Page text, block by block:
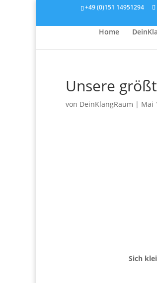
+49 (0)151 14951294
Home
Unsere
von DeinKlangRaum | Mai
Sich